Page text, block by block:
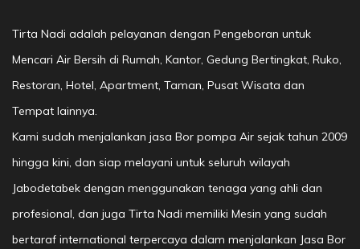
Tirta Nadi adalah pelayanan dengan Pengeboran untuk
Mencari Air Bersih di Rumah, Kantor, Gedung Bertingkat, Ruko,
Restoran, Hotel, Apartment, Taman, Pusat Wisata dan
Tempat lainnya.
Kami sudah menjalankan jasa Bor pompa Air sejak tahun 2009
hingga kini, dan siap melayani untuk seluruh wilayah
Jabodetabek dengan menggunakan tenaga yang ahli dan
profesional, dan juga Tirta Nadi memiliki Mesin yang sudah
bertaraf international terpercaya dalam menjalankan Jasa Bor